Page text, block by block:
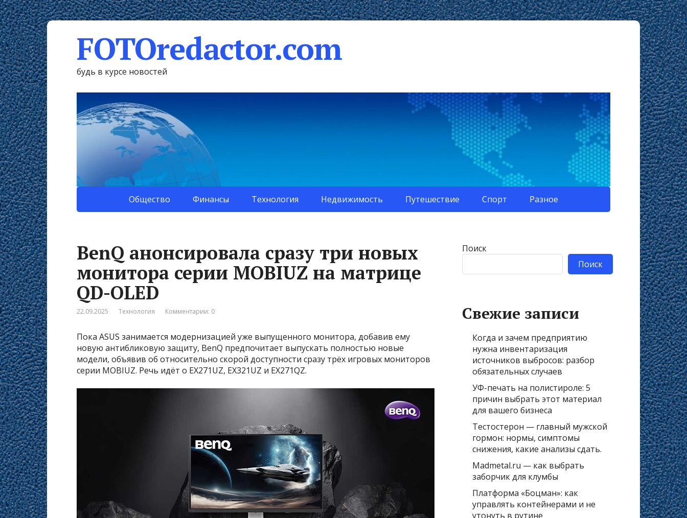
FOTOredactor.com
будь в курсе новостей
Общество Финансы Технология Недвижимость Путешествие Спорт Разное
BenQ анонсировала сразу три новых
монитора серии MOBIUZ на матрице
QD-OLED
22.09.2025 Технология Комментарии: 0
Пока ASUS занимается модернизацией уже выпущенного монитора, добавив ему
новую антибликовую защиту, BenQ предпочитает выпускать полностью новые
модели, объявив об относительно скорой доступности сразу трёх игровых мониторов
серии MOBIUZ. Речь идёт о EX271UZ, EX321UZ и EX271QZ.
Поиск
Поиск
Свежие записи
Когда и зачем предприятию
нужна инвентаризация
источников выбросов: разбор
обязательных случаев
УФ-печать на полистироле: 5
причин выбрать этот материал
для вашего бизнеса
Тестостерон — главный мужской
гормон: нормы, симптомы
снижения, какие анализы сдать.
Madmetal.ru — как выбрать
заборчик для клумбы
Платформа «Боцман»: как
управлять контейнерами и не
утонуть в рутине